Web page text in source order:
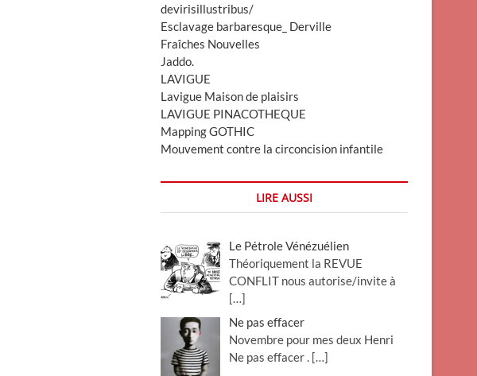
devirisillustribus/
Esclavage barbaresque_ Derville
Fraîches Nouvelles
Jaddo.
LAVIGUE
Lavigue Maison de plaisirs
LAVIGUE PINACOTHEQUE
Mapping GOTHIC
Mouvement contre la circoncision infantile
LIRE AUSSI
Le Pétrole Vénézuélien
Théoriquement la REVUE
CONFLIT nous autorise/invite à
[…]
Ne pas effacer
Novembre pour mes deux Henri
Ne pas effacer . […]